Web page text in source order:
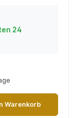
24
die Schaltflächen um
Warenkorb